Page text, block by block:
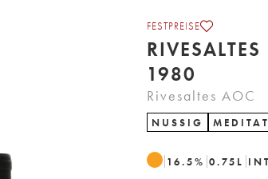
FESTPREISE
1980
Rivesaltes AOC
NUSSIG
16.5% 0.75 L